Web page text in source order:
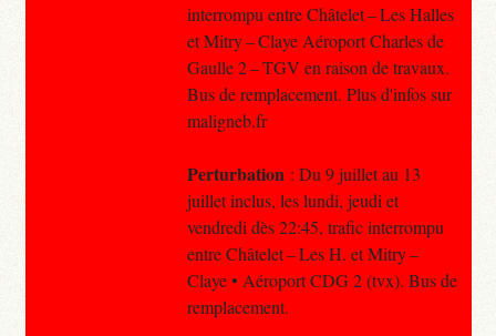
interrompu entre Châtelet – Les Halles
et Mitry – Claye Aéroport Charles de
Gaulle 2 – TGV en raison de travaux.
Bus de remplacement. Plus d'infos sur
maligneb.fr
Perturbation : Du 9 juillet au 13
juillet inclus, les lundi, jeudi et
vendredi dès 22:45, trafic interrompu
entre Châtelet – Les H. et Mitry –
Claye • Aéroport CDG 2 (tvx). Bus de
remplacement.